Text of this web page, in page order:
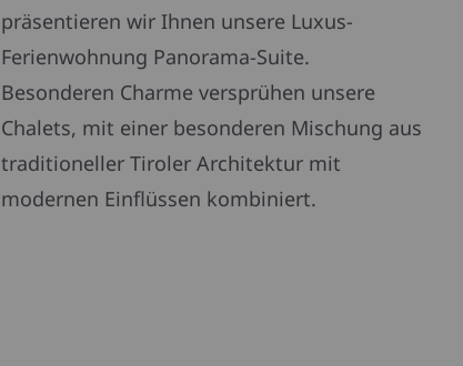
präsentieren wir Ihnen unsere Luxus-
Ferienwohnung Panorama-Suite.
Besonderen Charme versprühen unsere
Chalets, mit einer besonderen Mischung aus
traditioneller Tiroler Architektur mit
modernen Einflüssen kombiniert.